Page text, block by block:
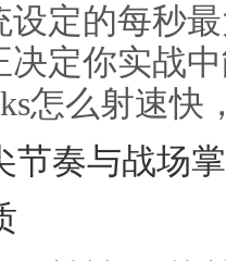
设定的每秒
决定你实战
怎么射速快
节奏与战场